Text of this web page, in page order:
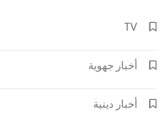
TV
أخبار جهوية
أخبار دينية